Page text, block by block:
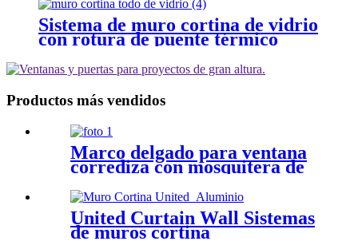
Sistema de muro cortina de vidrio
con rotura de puente térmico
Productos más vendidos
Marco delgado para ventana
corrediza con mosquitera de
acero inoxidable TB108
United Curtain Wall Sistemas
de muros cortina